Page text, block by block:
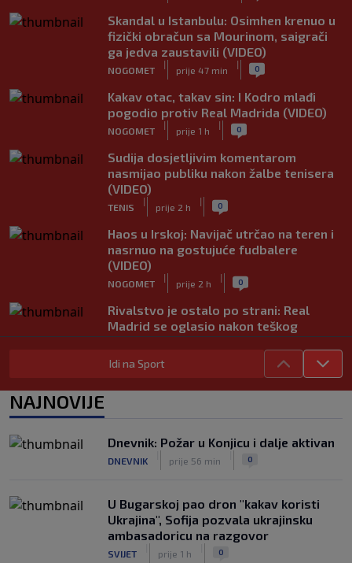
Skandal u Istanbulu: Osimhen krenuo u
fizički obračun sa Mourinom, saigrači
ga jedva zaustavili (VIDEO)
NOGOMET
|
prije 47 min
| 0
Kakav otac, takav sin: I Kodro mlađi
pogodio protiv Real Madrida (VIDEO)
NOGOMET
|
prije 1 h
| 0
Sudija dosjetljivim komentarom
nasmijao publiku nakon žalbe tenisera
(VIDEO)
TENIS
|
prije 2 h
| 0
Haos u Irskoj: Navijač utrčao na teren i
nasrnuo na gostujuće fudbalere
(VIDEO)
NOGOMET
|
prije 2 h
| 0
Rivalstvo je ostalo po strani: Real
Madrid se oglasio nakon teškog
gubitka Lionela Messija
NOGOMET
prije 3 h
Infantino nekada poručivao: "Novac
NOGOMET
|
prije 4 h
|
Idi na Sport
NAJNOVIJE
Dnevnik: Požar u Konjicu i dalje aktivan
DNEVNIK prije 56 min 0
U Bugarskoj pao dron "kakav koristi
Ukrajina", Sofija pozvala ukrajinsku
ambasadoricu na razgovor
SVIJET prije 1 h 0